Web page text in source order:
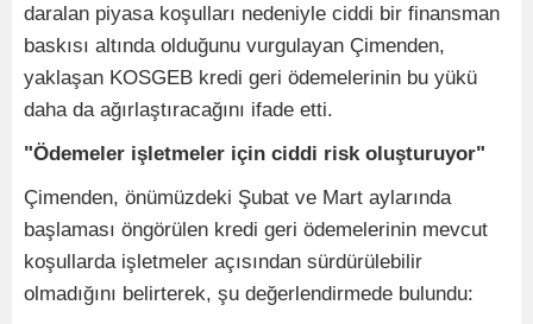
daralan piyasa koşulları nedeniyle ciddi bir finansman
baskısı altında olduğunu vurgulayan Çimenden,
yaklaşan KOSGEB kredi geri ödemelerinin bu yükü
daha da ağırlaştıracağını ifade etti.
"Ödemeler işletmeler için ciddi risk oluşturuyor"
Çimenden, önümüzdeki Şubat ve Mart aylarında
başlaması öngörülen kredi geri ödemelerinin mevcut
koşullarda işletmeler açısından sürdürülebilir
olmadığını belirterek, şu değerlendirmede bulundu: